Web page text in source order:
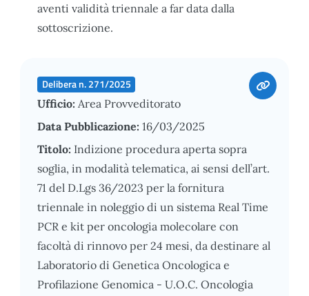
aventi validità triennale a far data dalla
sottoscrizione.
Delibera n. 271/2025
Ufficio: Area Provveditorato
Data Pubblicazione: 16/03/2025
Titolo: Indizione procedura aperta sopra
soglia, in modalità telematica, ai sensi dell’art.
71 del D.Lgs 36/2023 per la fornitura
triennale in noleggio di un sistema Real Time
PCR e kit per oncologia molecolare con
facoltà di rinnovo per 24 mesi, da destinare al
Laboratorio di Genetica Oncologica e
Profilazione Genomica - U.O.C. Oncologia